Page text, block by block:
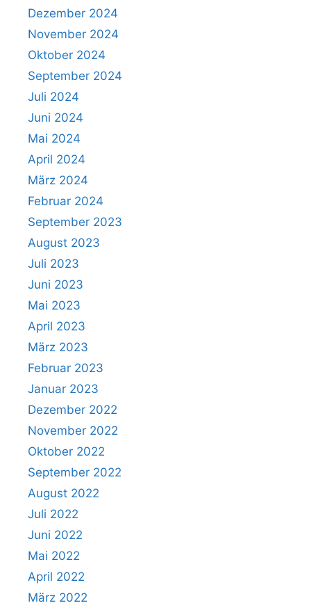
Dezember 2024
November 2024
Oktober 2024
September 2024
Juli 2024
Juni 2024
Mai 2024
April 2024
März 2024
Februar 2024
September 2023
August 2023
Juli 2023
Juni 2023
Mai 2023
April 2023
März 2023
Februar 2023
Januar 2023
Dezember 2022
November 2022
Oktober 2022
September 2022
August 2022
Juli 2022
Juni 2022
Mai 2022
April 2022
März 2022